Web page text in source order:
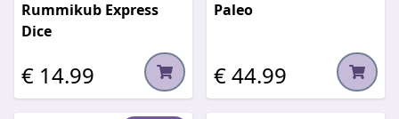
Rummikub Express
Dice
€ 14.99
Paleo
€ 44.99